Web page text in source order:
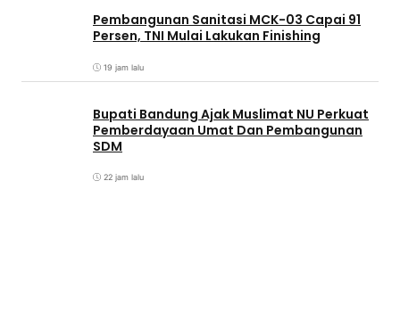
Pembangunan Sanitasi MCK-03 Capai 91
Persen, TNI Mulai Lakukan Finishing
19 jam lalu
Bupati Bandung Ajak Muslimat NU Perkuat
Pemberdayaan Umat Dan Pembangunan
SDM
22 jam lalu